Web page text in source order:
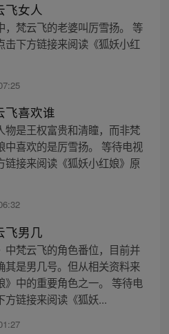
飞女人
，梵云飞的老婆叫厉雪扬。 等
下方链接来阅读《狐妖小红
飞喜欢谁
是王权富贵和清瞳，而非梵
中喜欢的是厉雪扬。 等待电视
接来阅读《狐妖小红娘》原
飞男几
中梵云飞的角色番位，目前并
其是男几号。但从相关资料来
》中的重要角色之一。 等待电
方链接来阅读《狐妖...